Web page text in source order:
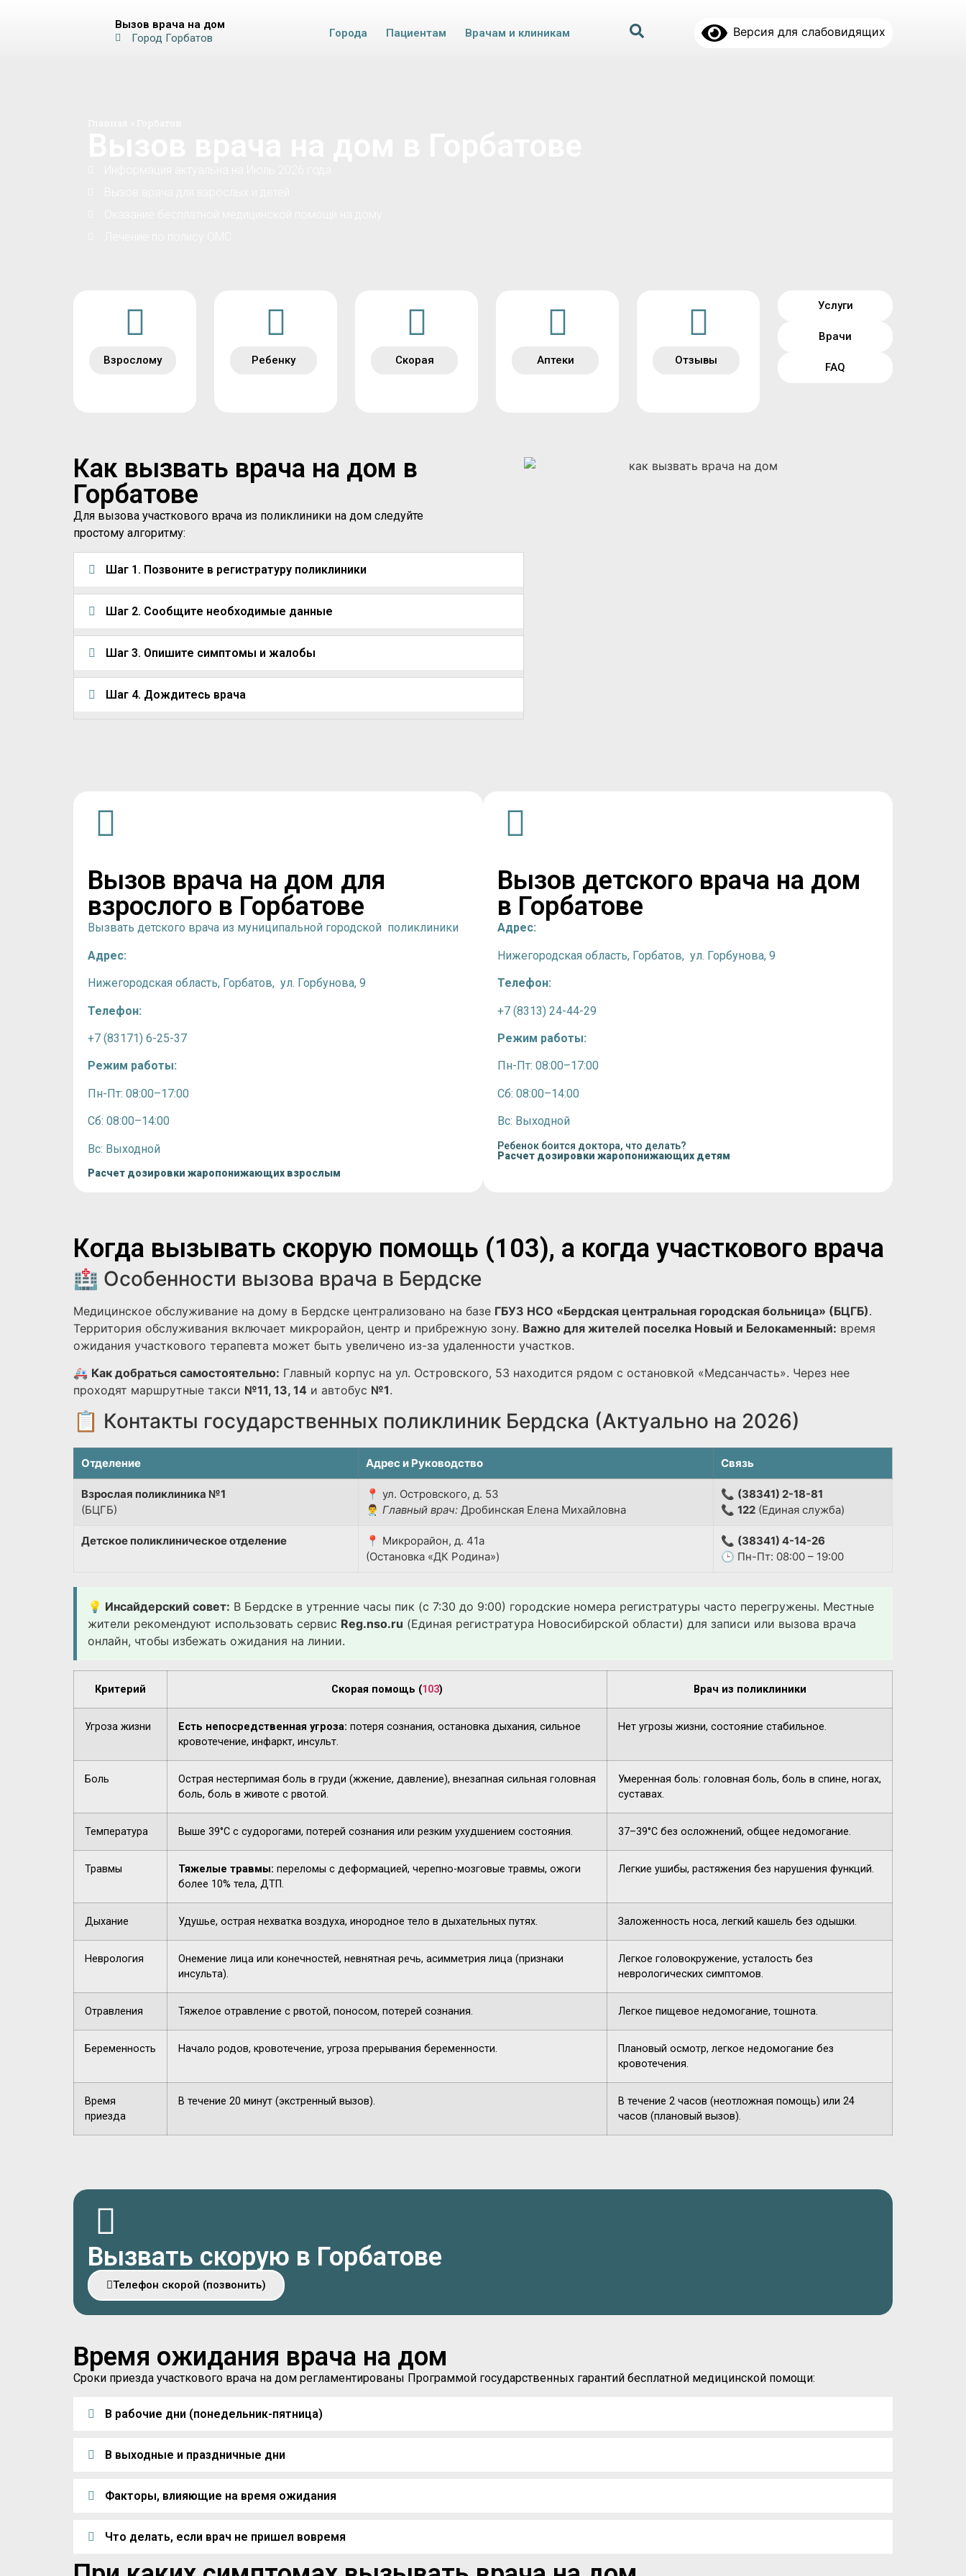
Вызов врача на дом
Город Горбатов
Города Пациентам Врачам и клиникам Версия для слабовидящих
Взрослому Ребенку Скорая Аптеки Отзывы
Услуги
Врачи
FAQ
Как вызвать врача на дом в
Горбатове
Для вызова участкового врача из поликлиники на дом следуйте
простому алгоритму:
Шаг 1. Позвоните в регистратуру поликлиники
Шаг 2. Сообщите необходимые данные
Шаг 3. Опишите симптомы и жалобы
Шаг 4. Дождитесь врача
Вызов врача на дом для
взрослого в Горбатове
Вызвать детского врача из муниципальной городской поликлиники
Адрес:
Нижегородская область, Горбатов, ул. Горбунова, 9
Телефон:
+7 (83171) 6-25-37
Режим работы:
Пн-Пт: 08:00–17:00
Сб: 08:00–14:00
Вс: Выходной
Расчет дозировки жаропонижающих взрослым
Вызов детского врача на дом
в Горбатове
Адрес:
Нижегородская область, Горбатов, ул. Горбунова, 9
Телефон:
+7 (8313) 24-44-29
Режим работы:
Пн-Пт: 08:00–17:00
Сб: 08:00–14:00
Вс: Выходной
Ребенок боится доктора, что делать?
Расчет дозировки жаропонижающих детям
Когда вызывать скорую помощь (103), а когда участкового врача
🏥 Особенности вызова врача в Бердске
Медицинское обслуживание на дому в Бердске централизовано на базе ГБУЗ НСО «Бердская центральная городская больница» (БЦГБ).
Территория обслуживания включает микрорайон, центр и прибрежную зону. Важно для жителей поселка Новый и Белокаменный: время
ожидания участкового терапевта может быть увеличено из-за удаленности участков.
🚑 Как добраться самостоятельно: Главный корпус на ул. Островского, 53 находится рядом с остановкой «Медсанчасть». Через нее
проходят маршрутные такси №11, 13, 14 и автобус №1.
📋 Контакты государственных поликлиник Бердска (Актуально на 2026)
Отделение Адрес и Руководство Связь
Взрослая поликлиника №1
(БЦГБ)
📍 ул. Островского, д. 53
👨‍⚕️ Главный врач: Дробинская Елена Михайловна
📞 (38341) 2-18-81
📞 122 (Единая служба)
Детское поликлиническое отделение
📍 Микрорайон, д. 41а
(Остановка «ДК Родина»)
📞 (38341) 4-14-26
🕒 Пн-Пт: 08:00 – 19:00
💡 Инсайдерский совет: В Бердске в утренние часы пик (с 7:30 до 9:00) городские номера регистратуры часто перегружены. Местные
жители рекомендуют использовать сервис Reg.nso.ru (Единая регистратура Новосибирской области) для записи или вызова врача
онлайн, чтобы избежать ожидания на линии.
Критерий Скорая помощь (103) Врач из поликлиники
Угроза жизни Есть непосредственная угроза: потеря сознания, остановка дыхания, сильное
кровотечение, инфаркт, инсульт.
Нет угрозы жизни, состояние стабильное.
Боль
Острая нестерпимая боль в груди (жжение, давление), внезапная сильная головная
боль, боль в животе с рвотой.
Умеренная боль: головная боль, боль в спине, ногах,
суставах.
Температура Выше 39°C с судорогами, потерей сознания или резким ухудшением состояния. 37–39°C без осложнений, общее недомогание.
Травмы Тяжелые травмы: переломы с деформацией, черепно-мозговые травмы, ожоги
более 10% тела, ДТП.
Легкие ушибы, растяжения без нарушения функций.
Дыхание Удушье, острая нехватка воздуха, инородное тело в дыхательных путях. Заложенность носа, легкий кашель без одышки.
Неврология
Онемение лица или конечностей, невнятная речь, асимметрия лица (признаки
инсульта).
Легкое головокружение, усталость без
неврологических симптомов.
Отравления Тяжелое отравление с рвотой, поносом, потерей сознания. Легкое пищевое недомогание, тошнота.
Беременность Начало родов, кровотечение, угроза прерывания беременности.
Плановый осмотр, легкое недомогание без
кровотечения.
Время
приезда
В течение 20 минут (экстренный вызов).
В течение 2 часов (неотложная помощь) или 24
часов (плановый вызов).
Вызвать скорую в Горбатове
Телефон скорой (позвонить)
Время ожидания врача на дом
Сроки приезда участкового врача на дом регламентированы Программой государственных гарантий бесплатной медицинской помощи:
В рабочие дни (понедельник-пятница)
В выходные и праздничные дни
Факторы, влияющие на время ожидания
Что делать, если врач не пришел вовремя